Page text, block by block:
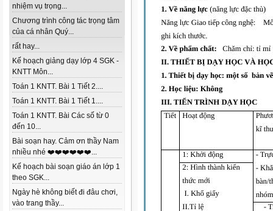
nhiệm vụ trọng...
Chương trình công tác trọng tâm
của cá nhân Quý...
rất hay...
Kế hoạch giảng dạy lớp 4 SGK -
KNTT Môn...
Toán 1 KNTT. Bài 1 Tiết 2....
Toán 1 KNTT. Bài 1 Tiết 1....
Toán 1 KNTT. Bài Các số từ 0
đến 10...
Bài soạn hay. Cảm ơn thầy Nam
nhiều nhé ❤️❤️❤️❤️❤️❤️...
Kế hoạch bài soạn giáo án lớp 1
theo SGK...
Ngày hè không biết đi đâu chơi,
vào trang thầy...